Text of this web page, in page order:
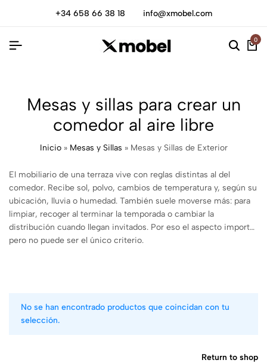
+34 658 66 38 18 info@xmobel.com
0
Mesas y sillas para crear un
comedor al aire libre
Inicio» Mesas y Sillas » Mesas y Sillas de Exterior
El mobiliario de una terraza vive con reglas distintas al del
comedor. Recibe sol, polvo, cambios de temperatura y, según su
ubicación, lluvia o humedad. También suele moverse más: para
limpiar, recoger al terminar la temporada o cambiar la
distribución cuando llegan invitados. Por eso el aspecto importa,
pero no puede ser el único criterio.
No se han encontrado productos que coincidan con tu
selección.
Return to shop